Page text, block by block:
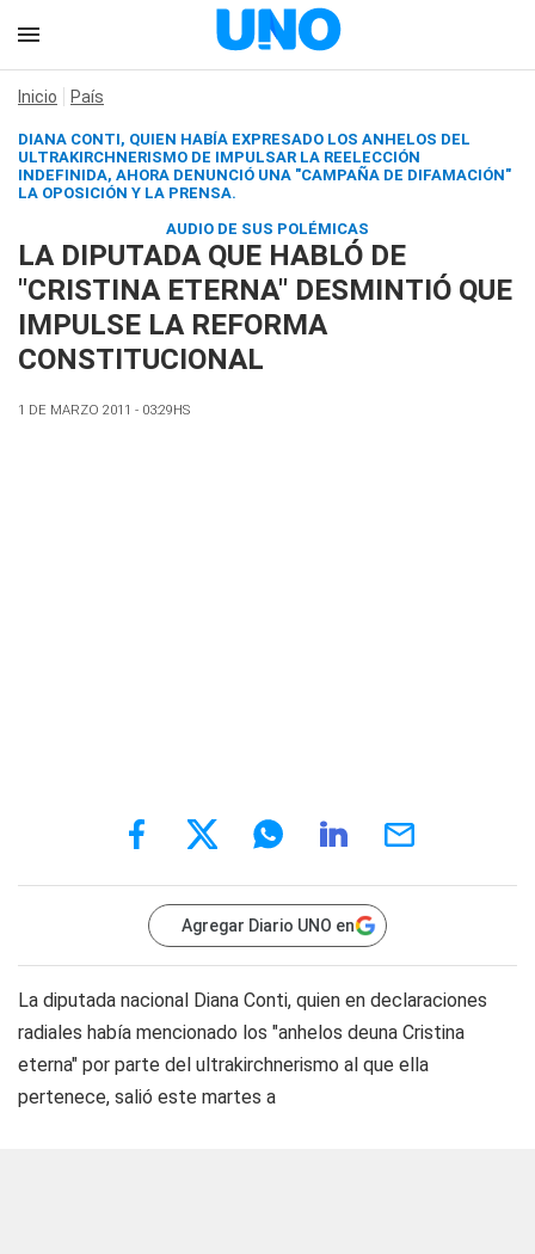
Inicio País
DIANA CONTI, QUIEN HABÍA EXPRESADO LOS ANHELOS DEL
ULTRAKIRCHNERISMO DE IMPULSAR LA REELECCIÓN
INDEFINIDA, AHORA DENUNCIÓ UNA "CAMPAÑA DE DIFAMACIÓN"
LA OPOSICIÓN Y LA PRENSA.
AUDIO DE SUS POLÉMICAS
LA DIPUTADA QUE HABLÓ DE
"CRISTINA ETERNA" DESMINTIÓ QUE
IMPULSE LA REFORMA
CONSTITUCIONAL
1 DE MARZO 2011 - 03:29HS
Agregar Diario UNO en
La diputada nacional Diana Conti, quien en declaraciones
radiales había mencionado los "anhelos deuna Cristina
eterna" por parte del ultrakirchnerismo al que ella
pertenece, salió este martes a